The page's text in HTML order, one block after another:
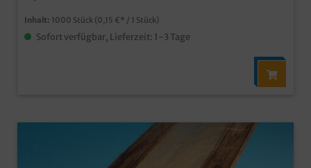
Inhalt: 1000 Stück (0,15 €* / 1 Stück)
Sofort verfügbar, Lieferzeit: 1-3 Tage